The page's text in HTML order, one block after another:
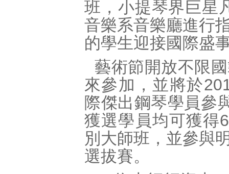
班，小提琴界巨星
音樂系音樂廳進行
的學生迎接國際盛
藝術節開放不限
來參加，並將於
際傑出鋼琴學員參
獲選學員均可獲得
別大師班，並參與
選拔賽。